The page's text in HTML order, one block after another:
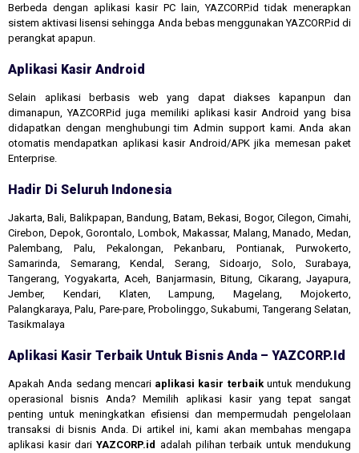
Berbeda dengan aplikasi kasir PC lain, YAZCORP.id tidak menerapkan
sistem aktivasi lisensi sehingga Anda bebas menggunakan YAZCORP.id di
perangkat apapun.
Aplikasi Kasir Android
Selain aplikasi berbasis web yang dapat diakses kapanpun dan
dimanapun, YAZCORP.id juga memiliki aplikasi kasir Android yang bisa
didapatkan dengan menghubungi tim Admin support kami. Anda akan
otomatis mendapatkan aplikasi kasir Android/APK jika memesan paket
Enterprise.
Hadir Di Seluruh Indonesia
Jakarta, Bali, Balikpapan, Bandung, Batam, Bekasi, Bogor, Cilegon, Cimahi,
Cirebon, Depok, Gorontalo, Lombok, Makassar, Malang, Manado, Medan,
Palembang, Palu, Pekalongan, Pekanbaru, Pontianak, Purwokerto,
Samarinda, Semarang, Kendal, Serang, Sidoarjo, Solo, Surabaya,
Tangerang, Yogyakarta, Aceh, Banjarmasin, Bitung, Cikarang, Jayapura,
Jember, Kendari, Klaten, Lampung, Magelang, Mojokerto,
Palangkaraya, Palu, Pare-pare, Probolinggo, Sukabumi, Tangerang Selatan,
Tasikmalaya
Aplikasi Kasir Terbaik Untuk Bisnis Anda – YAZCORP.id
Apakah Anda sedang mencari aplikasi kasir terbaikuntuk mendukung
operasional bisnis Anda? Memilih aplikasi kasir yang tepat sangat
penting untuk meningkatkan efisiensi dan mempermudah pengelolaan
transaksi di bisnis Anda. Di artikel ini, kami akan membahas mengapa
aplikasi kasir dariYAZCORP.id adalah pilihan terbaik untuk mendukung